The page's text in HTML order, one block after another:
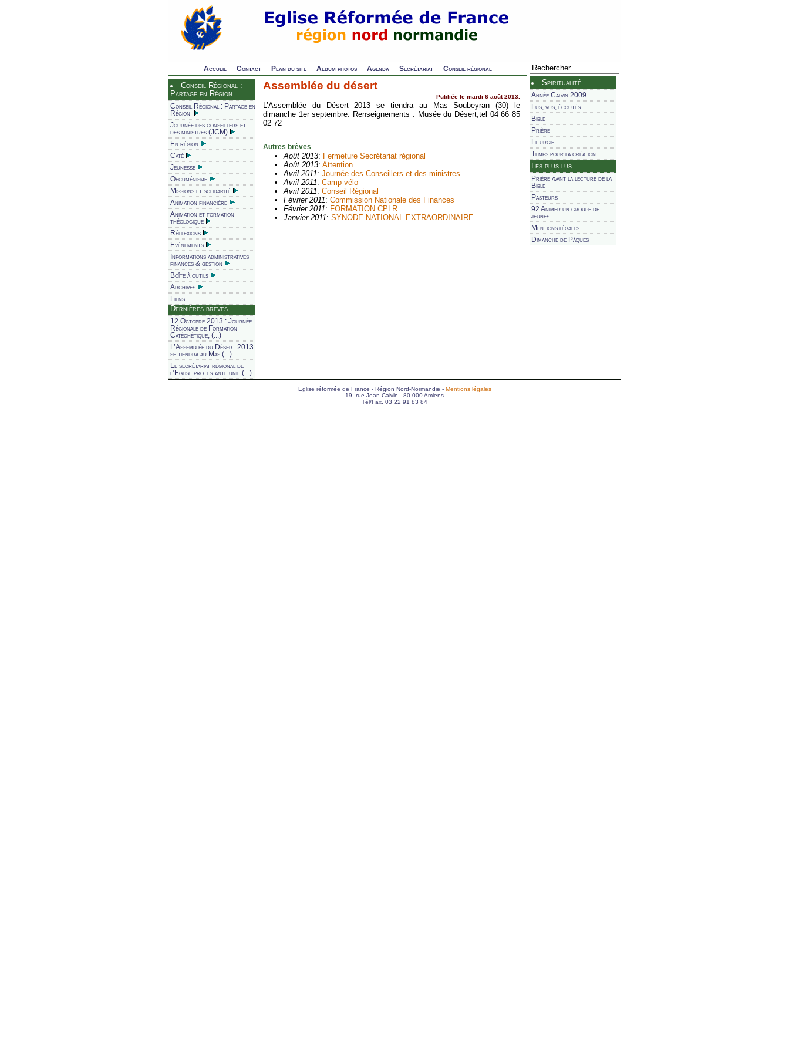
Accueil Contact Plan du site Album photos Agenda Secrétariat Conseil régional
Conseil Régional :
Partage en Région
Conseil Régional : Partage en
Région
Journée des conseillers et
des ministres (JCM)
En région
Caté
Jeunesse
Oecuménisme
Missions et solidarité
Animation financière
Animation et formation
théologique
Réflexions
Evènements
Informations administratives
finances & gestion
Boîte à outils
Archives
Liens
Dernières brèves...
12 Octobre 2013 : Journée
Régionale de Formation
Catéchétique, (...)
L’Assemblée du Désert 2013
se tiendra au Mas (...)
Le secrétariat régional de
l’Eglise protestante unie (...)
Spiritualité
Année Calvin 2009
Lus, vus, écoutés
Bible
Prière
Liturgie
Temps pour la création
Les plus lus
Prière avant la lecture de la
Bible
Pasteurs
92 Animer un groupe de
jeunes
Mentions légales
Dimanche de Pâques
Assemblée du désert
Publiée le mardi 6 août 2013.
L’Assemblée du Désert 2013 se tiendra au Mas Soubeyran (30) le
dimanche 1er septembre. Renseignements : Musée du Désert,tel 04 66 85
02 72
Autres brèves
Août 2013: Fermeture Secrétariat régional
Août 2013: Attention
Avril 2011: Journée des Conseillers et des ministres
Avril 2011: Camp vélo
Avril 2011: Conseil Régional
Février 2011: Commission Nationale des Finances
Février 2011: FORMATION CPLR
Janvier 2011: SYNODE NATIONAL EXTRAORDINAIRE
Eglise réformée de France - Région Nord-Normandie - Mentions légales
19, rue Jean Calvin - 80 000 Amiens
Tél/Fax. 03 22 91 83 84